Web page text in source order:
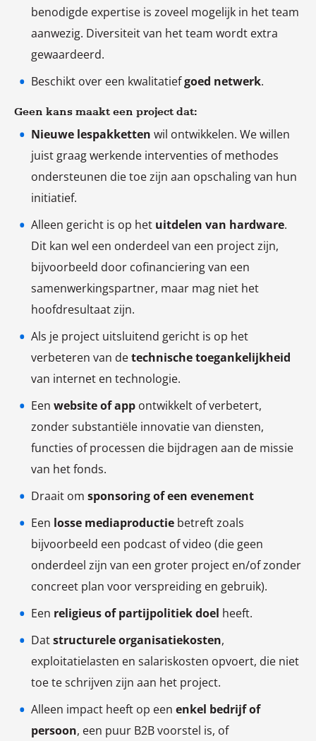
benodigde expertise is zoveel mogelijk in het team
aanwezig. Diversiteit van het team wordt extra
gewaardeerd.
Beschikt over een kwalitatiefgoed netwerk.
Geen kans maakt een project dat:
Nieuwe lespakketten wil ontwikkelen. We willen
juist graag werkende interventies of methodes
ondersteunen die toe zijn aan opschaling van hun
initiatief.
Alleen gericht is op het uitdelen van hardware.
Dit kan wel een onderdeel van een project zijn,
bijvoorbeeld door cofinanciering van een
samenwerkingspartner, maar mag niet het
hoofdresultaat zijn.
Als je project uitsluitend gericht is op het
verbeteren van detechnische toegankelijkheid
van internet en technologie.
Een website of app ontwikkelt of verbetert,
zonder substantiële innovatie van diensten,
functies of processen die bijdragen aan de missie
van het fonds.
Draait om sponsoring of een evenement
Een losse mediaproductie betreft zoals
bijvoorbeeld een podcast of video (die geen
onderdeel zijn van een groter project en/of zonder
concreet plan voor verspreiding en gebruik).
Een religieus of partijpolitiek doel heeft.
Datstructurele organisatiekosten,
exploitatielasten en salariskosten opvoert, die niet
toe te schrijven zijn aan het project.
Alleen impact heeft op een enkel bedrijf of
persoon, een puur B2B voorstel is, of